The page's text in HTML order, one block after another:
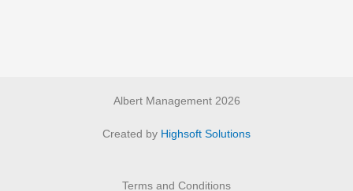
Albert Management 2026
Created by Highsoft Solutions
Terms and Conditions